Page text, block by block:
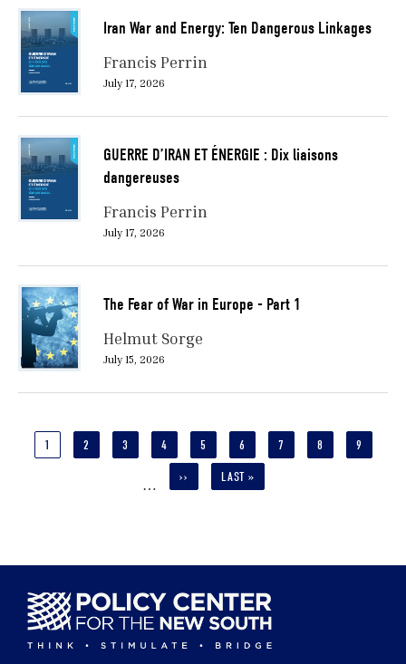
Iran War and Energy: Ten Dangerous Linkages
Francis Perrin
July 17, 2026
GUERRE D’IRAN ET ÉNERGIE : Dix liaisons
dangereuses
Francis Perrin
July 17, 2026
The Fear of War in Europe - Part 1
Helmut Sorge
July 15, 2026
CURRENT
1 PAGE
2 PAGE
3 PAGE
4 PAGE
5 PAGE
6 PAGE
7 PAGE
8 PAGE
9
…
NEXT
››
LAST
LAST »